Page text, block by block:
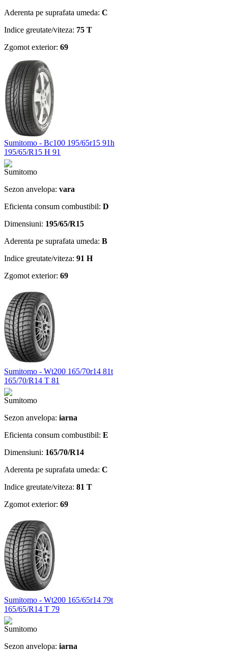
Aderenta pe suprafata umeda: C
Indice greutate/viteza: 75 T
Zgomot exterior: 69
Sumitomo - Bc100 195/65r15 91h
195/65/R15 H 91
Sezon anvelopa: vara
Eficienta consum combustibil: D
Dimensiuni: 195/65/R15
Aderenta pe suprafata umeda: B
Indice greutate/viteza: 91 H
Zgomot exterior: 69
Sumitomo - Wt200 165/70r14 81t
165/70/R14 T 81
Sezon anvelopa: iarna
Eficienta consum combustibil: E
Dimensiuni: 165/70/R14
Aderenta pe suprafata umeda: C
Indice greutate/viteza: 81 T
Zgomot exterior: 69
Sumitomo - Wt200 165/65r14 79t
165/65/R14 T 79
Sezon anvelopa: iarna